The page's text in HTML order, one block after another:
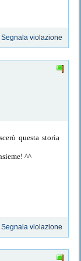
Segnala violazione
questa storia
^^
Segnala violazione